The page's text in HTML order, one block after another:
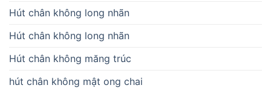
Hút chân không long nhãn
Hút chân không long nhãn
Hút chân không măng trúc
hút chân không mật ong chai